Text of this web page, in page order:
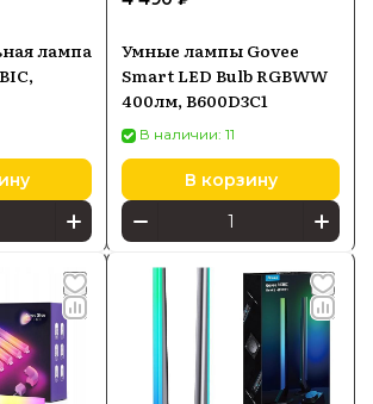
лампа
Умные лампы Govee
Smart LED Bulb RGBWW
400лм, B600D3C1
В наличии: 11
В корзину